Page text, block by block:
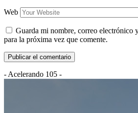
Web
Guarda mi nombre, correo electrónico
para la próxima vez que comente.
- Acelerando 105 -